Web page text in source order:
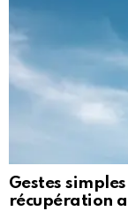
Gestes
récupération